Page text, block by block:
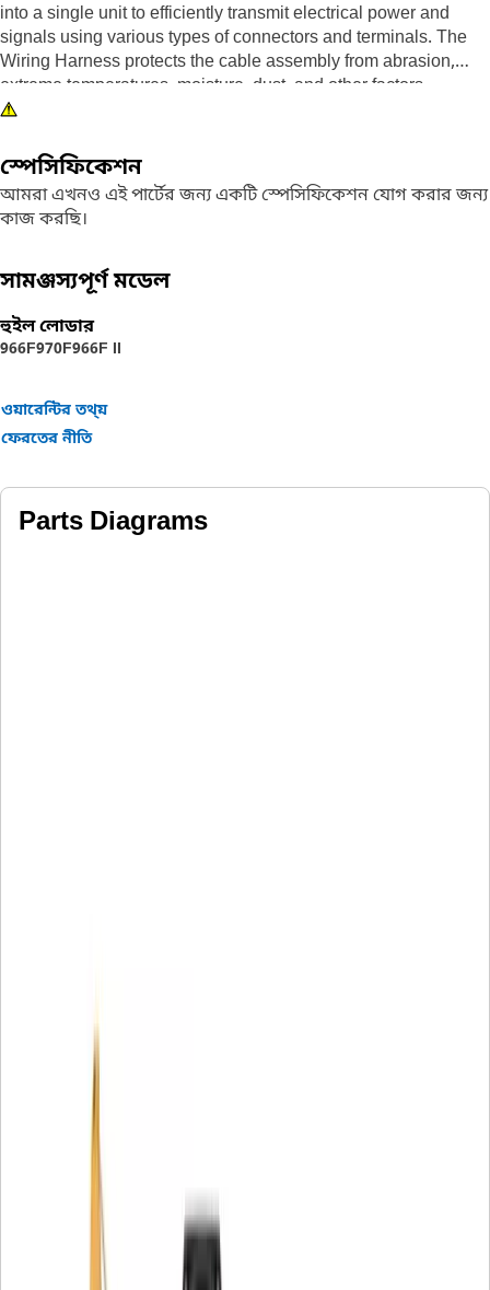
into a single unit to efficiently transmit electrical power and
signals using various types of connectors and terminals. The
Wiring Harness protects the cable assembly from abrasion,
extreme temperatures, moisture, dust, and other factors.
• Help minimize the risk of loose connections, short circuits,
and electrical interference
• Reduces the risk of a short circuit which helps to prevent
malfunction or damage
Applications:
and cables to connect the engine coolant temperature sensor,
transmission oil temperature sensor, engine oil pressure
স্পেসিফিকেশন
আমরা এখনও এই পার্টের জন্য একটি স্পেসিফিকেশন যোগ করার জন্য
কাজ করছি।
সামঞ্জস্যপূর্ণ মডেল
হুইল লোডার
966F970F966F II
ওয়ারেন্টির তথ্য়
ফেরতের নীতি
Parts Diagrams